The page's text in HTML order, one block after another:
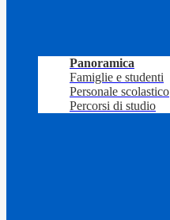
Panoramica
Famiglie e studenti
Personale scolastico
Percorsi di studio